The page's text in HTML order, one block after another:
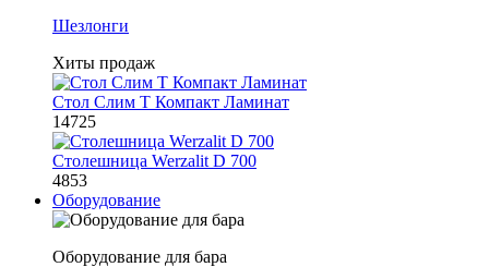
Шезлонги
Хиты продаж
Стол Слим Т Компакт Ламинат
14725
Столешница Werzalit D 700
4853
Оборудование
Оборудование для бара